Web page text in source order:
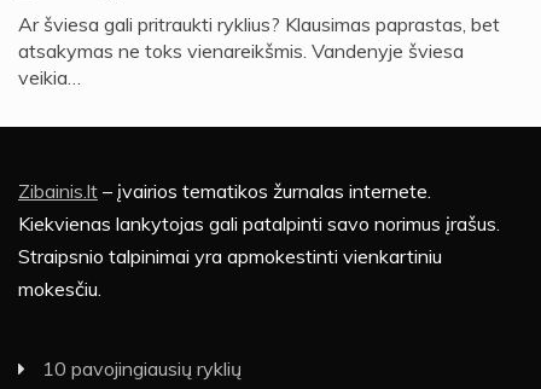
Ar šviesa gali pritraukti ryklius? Klausimas paprastas, bet
atsakymas ne toks vienareikšmis. Vandenyje šviesa
veikia…
Zibainis.lt – įvairios tematikos žurnalas internete.
Kiekvienas lankytojas gali patalpinti savo norimus įrašus.
Straipsnio talpinimai yra apmokestinti vienkartiniu
mokesčiu.
10 pavojingiausių ryklių